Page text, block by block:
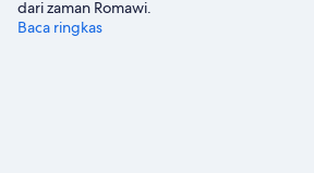
dari zaman Romawi.
Baca ringkas